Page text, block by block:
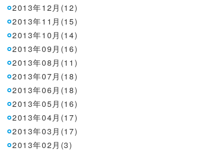
2013年12月(12)
2013年11月(15)
2013年10月(14)
2013年09月(16)
2013年08月(11)
2013年07月(18)
2013年06月(18)
2013年05月(16)
2013年04月(17)
2013年03月(17)
2013年02月(3)